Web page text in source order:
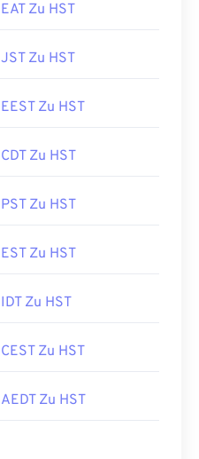
EAT Zu HST
JST Zu HST
EEST Zu HST
CDT Zu HST
PST Zu HST
EST Zu HST
IDT Zu HST
CEST Zu HST
AEDT Zu HST